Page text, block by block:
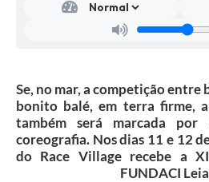
Se, no mar, a competição entre
bonito balé, em terra firme, a
também será marcada por
coreografia. Nos dias 11 e 12
do Race Village recebe a
FUNDACI